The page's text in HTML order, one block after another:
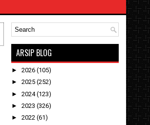
ARSIP BLOG
► 2026 (105)
► 2025 (252)
► 2024(123)
► 2023 (326)
► 2022 (61)